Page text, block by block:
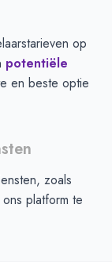
op
potentiële
en beste optie
zoals
platform te